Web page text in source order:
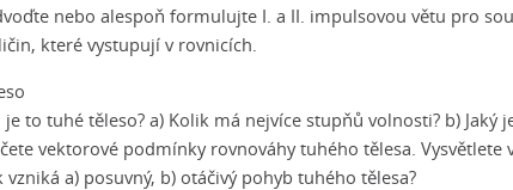
nebo alespoň formulujte I. a II. impulsovou větu pro
které vystupují v rovnicích.
je to tuhé těleso? a) Kolik má nejvíce stupňů volnosti? b) Jaký
vektorové podmínky rovnováhy tuhého tělesa.
vzniká a) posuvný, b) otáčivý pohyb tuhého tělesa?